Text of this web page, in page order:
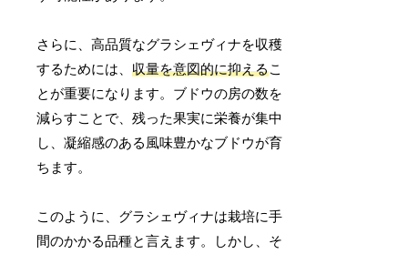
さらに、高品質なグラシェヴィナを収穫
するためには、収量を意図的に抑えるこ
とが重要になります。ブドウの房の数を
減らすことで、残った果実に栄養が集中
し、凝縮感のある風味豊かなブドウが育
ちます。
このように、グラシェヴィナは栽培に手
間のかかる品種と言えます。しかし、そ